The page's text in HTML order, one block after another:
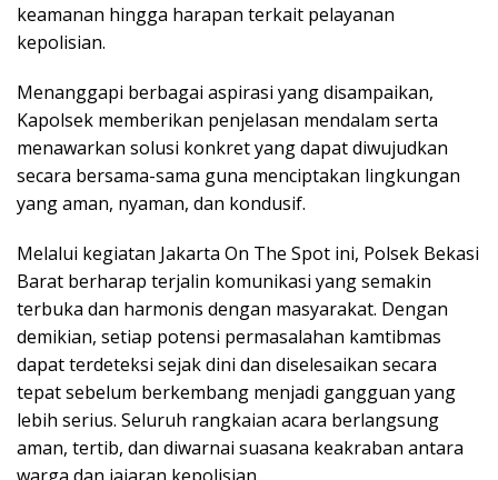
keamanan hingga harapan terkait pelayanan
kepolisian.
Menanggapi berbagai aspirasi yang disampaikan,
Kapolsek memberikan penjelasan mendalam serta
menawarkan solusi konkret yang dapat diwujudkan
secara bersama-sama guna menciptakan lingkungan
yang aman, nyaman, dan kondusif.
Melalui kegiatan Jakarta On The Spot ini, Polsek Bekasi
Barat berharap terjalin komunikasi yang semakin
terbuka dan harmonis dengan masyarakat. Dengan
demikian, setiap potensi permasalahan kamtibmas
dapat terdeteksi sejak dini dan diselesaikan secara
tepat sebelum berkembang menjadi gangguan yang
lebih serius. Seluruh rangkaian acara berlangsung
aman, tertib, dan diwarnai suasana keakraban antara
warga dan jajaran kepolisian.